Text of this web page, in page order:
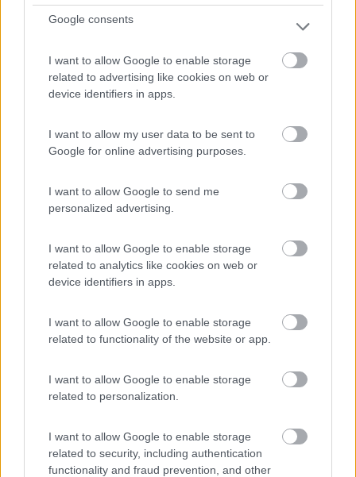
Google consents
I want to allow Google to enable storage
related to advertising like cookies on web or
device identifiers in apps.
I want to allow my user data to be sent to
Google for online advertising purposes.
I want to allow Google to send me
personalized advertising.
I want to allow Google to enable storage
related to analytics like cookies on web or
device identifiers in apps.
I want to allow Google to enable storage
related to functionality of the website or app.
I want to allow Google to enable storage
related to personalization.
I want to allow Google to enable storage
related to security, including authentication
functionality and fraud prevention, and other
Webasto, (e)state al fresco
Pubblicato il
12/06/2020
Sezione
proprio veicolo ricreazionale. Webasto propone una gamma
completa di soluzioni per vacanze in pieno comfort e per godersi